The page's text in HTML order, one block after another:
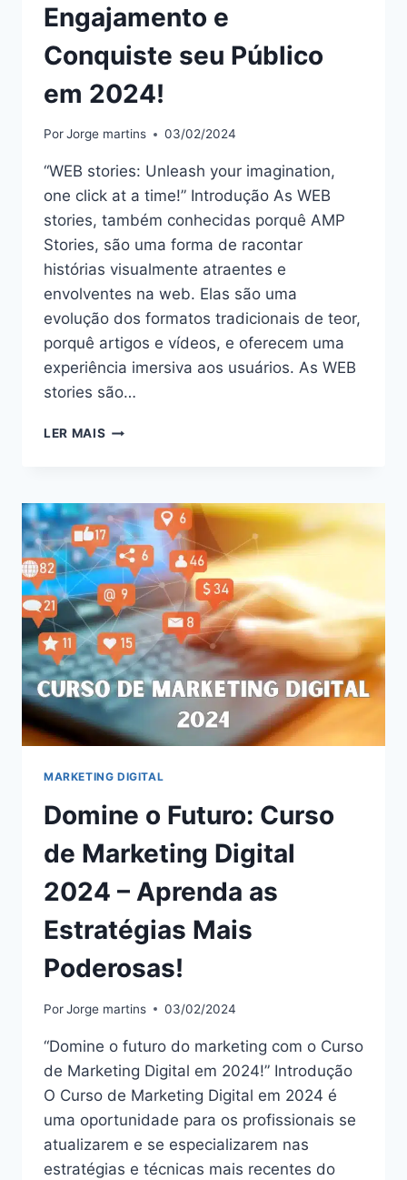
Engajamento e
Conquiste seu Público
em 2024!
PorJorge martins 03/02/2024
“WEB stories: Unleash your imagination,
one click at a time!” Introdução As WEB
stories, também conhecidas porquê AMP
Stories, são uma forma de racontar
histórias visualmente atraentes e
envolventes na web. Elas são uma
evolução dos formatos tradicionais de teor,
porquê artigos e vídeos, e oferecem uma
experiência imersiva aos usuários. As WEB
stories são…
LER MAIS DESVENDE
WEB
STORIES:
AUMENTE
O
ENGAJAMENTO
E
CONQUISTE
SEU
PÚBLICO
EM
2024!
MARKETING DIGITAL
Domine o Futuro: Curso
de Marketing Digital
2024 – Aprenda as
Estratégias Mais
Poderosas!
PorJorge martins 03/02/2024
“Domine o futuro do marketing com o Curso
de Marketing Digital em 2024!” Introdução
O Curso de Marketing Digital em 2024 é
uma oportunidade para os profissionais se
atualizarem e se especializarem nas
estratégias e técnicas mais recentes do